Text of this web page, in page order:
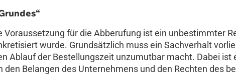
Voraussetzung für die Abberufung ist ein unbestimmter
wurde. Grundsätzlich muss ein Sachverhalt
Ablauf der Bestellungszeit unzumutbar macht. Dabei ist
Belangen des Unternehmens und den Rechten des